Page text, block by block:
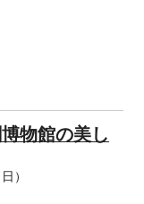
物館の美し
）